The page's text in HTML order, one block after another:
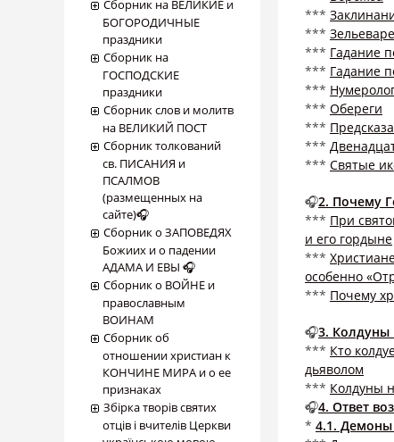
***
***
*** Гадание
*** Гадание
***
*** Обереги
***
***
*** Святые
🎧2. Почему
*** При
и его гордыне
***
особенно
*** Почему
🎧3. Колдуны
*** Кто
дьяволом
*** Колдуны
🎧4. Ответ
* 4.1. Демоны
Сборник на ВЕЛИКИЕ и
БОГОРОДИЧНЫЕ
праздники
Сборник на
ГОСПОДСКИЕ
праздники
Сборник слов и молитв
на ВЕЛИКИЙ ПОСТ
Сборник толкований
св. ПИСАНИЯ и
ПСАЛМОВ
(размещенных на
сайте)🎧
Сборник о ЗАПОВЕДЯХ
Божиих и о падении
АДАМА И ЕВЫ 🎧
Сборник о ВОЙНЕ и
православным
ВОИНАМ
Сборник об
отношении христиан к
КОНЧИНЕ МИРА и о ее
признаках
Збірка творів святих
отців і вчителів Церкви